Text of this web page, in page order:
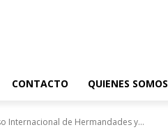
CONTACTO QUIENES SOMOS
Internacional de Hermandades y...